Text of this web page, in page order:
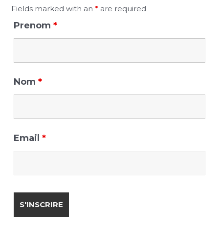
f
o
Fields marked with an* are required
Prenom*
Nom*
Email*